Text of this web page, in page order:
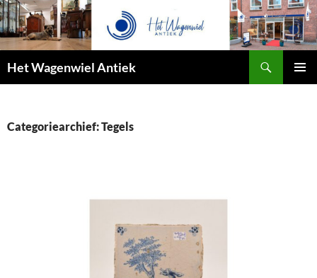
Het Wagenwiel Antiek
Categoriearchief: Tegels